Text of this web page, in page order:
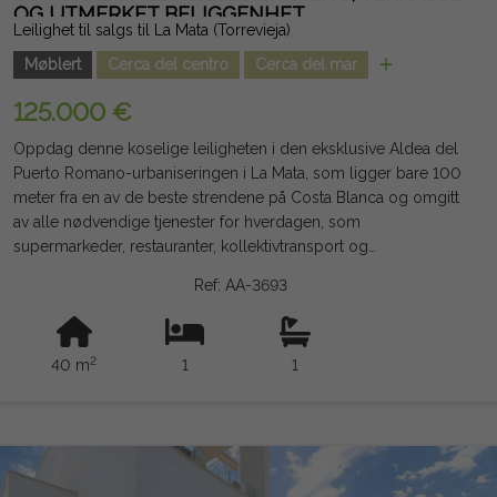
OG UTMERKET BELIGGENHET
Leilighet til salgs til La Mata (Torrevieja)
Møblert
Cerca del centro Cerca del mar
125.000 €
Oppdag denne koselige leiligheten i den eksklusive Aldea del
Puerto Romano-urbaniseringen i La Mata, som ligger bare 100
meter fra en av de beste strendene på Costa Blanca og omgitt
av alle nødvendige tjenester for hverdagen, som
supermarkeder, restauranter, kollektivtransport og
funksjonell planløsning med soverom, bad, stue-spisestue
med integrert kjøkken og en hyggelig terrasse vendt mot vest,
perfekt for å nyte ettermiddagssolen hele året. Ligger i andre
etasje uten heis, og er en del av et boligkompleks med felles
denne eiendommen en fantastisk mulighet både som
sekundærbolig og som investering for ferie- eller
Ref: AA-3693
40 m2 1 1